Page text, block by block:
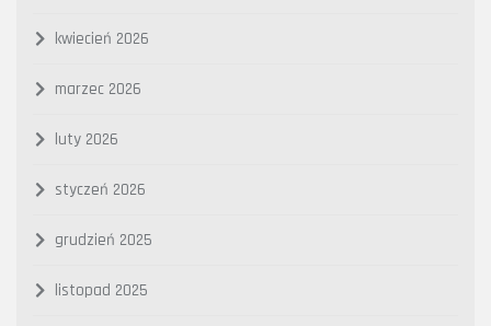
kwiecień 2026
marzec 2026
luty 2026
styczeń 2026
grudzień 2025
listopad 2025